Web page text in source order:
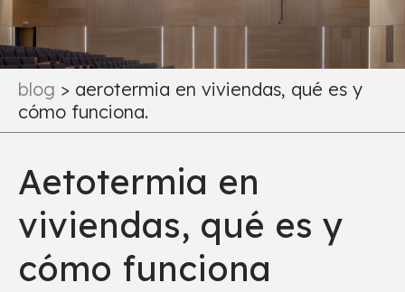
blog > aerotermia en viviendas, qué es y
cómo funciona.
Aetotermia en
viviendas, qué es y
cómo funciona